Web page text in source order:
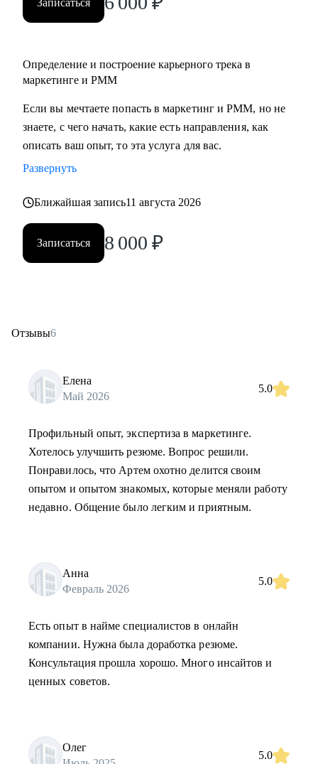
• Middle/senior специалистам в маркетинге и PMM для
• Всем, кто точно понимает, что хочет попасть в Digital-
маркетинг и PMM, но не знает, какие бывают направления,
с чего можно начать, в какую сторону двигаться.
Записаться
Определение и построение карьерного трека в
маркетинге и PMM
Если вы мечтаете попасть в маркетинг и PMM, но не
знаете, с чего начать, какие есть направления, как
описать ваш опыт, то эта услуга для вас.
Развернуть
Ближайшая запись11 августа 2026
Записаться 8 000 ₽
Отзывы6
Елена
Май 2026
5.0
Профильный опыт, экспертиза в маркетинге.
Хотелось улучшить резюме. Вопрос решили.
Понравилось, что Артем охотно делится своим
опытом и опытом знакомых, которые меняли работу
недавно. Общение было легким и приятным.
Анна
Февраль 2026
5.0
Есть опыт в найме специалистов в онлайн
компании. Нужна была доработка резюме.
Консультация прошла хорошо. Много инсайтов и
ценных советов.
Олег
5.0